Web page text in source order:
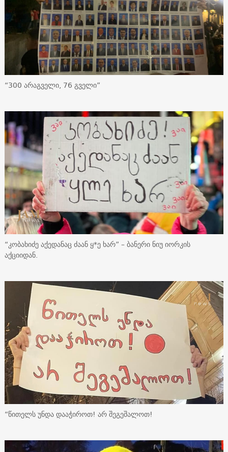
“300 არაგველი, 76 გველი”
“კობახიძე აქედანაც ძაან ყ*ე ხარ” – ბანერი ნიუ იორკის
აქციიდან.
“წითელს უნდა დააჭიროთ! არ შეგეშალოთ!